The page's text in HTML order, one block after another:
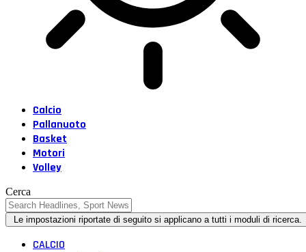
Calcio
Pallanuoto
Basket
Motori
Volley
Cerca
CALCIO